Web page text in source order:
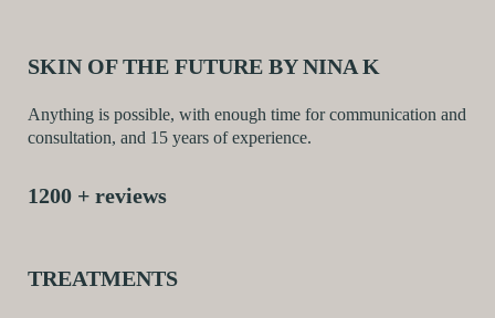
SKIN OF THE FUTURE BY NINA K
Anything is possible, with enough time for communication and
consultation, and 15 years of experience.
1200 + reviews
TREATMENTS